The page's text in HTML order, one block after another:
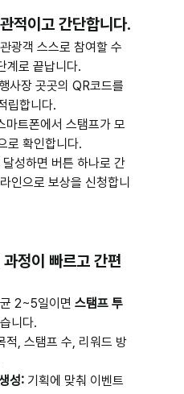
적이고 간단합니다.
광객 스스로 참여할 수
계로 끝납니다.
사장 곳곳의 QR코드를
립합니다.
마트폰에서 스탬프가 모
로 확인합니다.
성하면 버튼 하나로 간
인으로 보상을 신청합니
정이 빠르고 간편
2~5일이면 스탬프 투
니다.
적, 스탬프 수, 리워드 방
성: 기획에 맞춰 이벤트